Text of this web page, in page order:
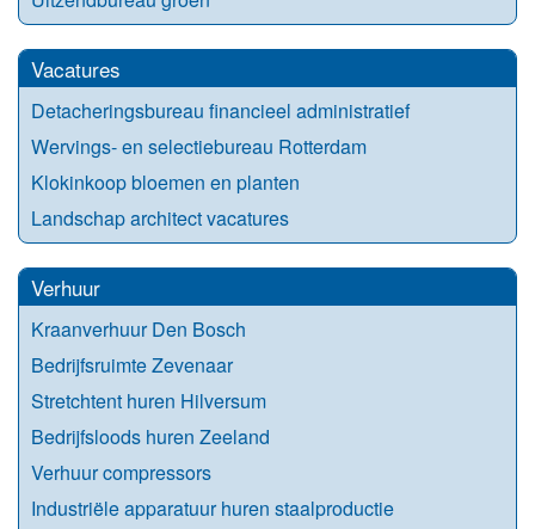
Vacatures
Detacheringsbureau financieel administratief
Wervings- en selectiebureau Rotterdam
Klokinkoop bloemen en planten
Landschap architect vacatures
Verhuur
Kraanverhuur Den Bosch
Bedrijfsruimte Zevenaar
Stretchtent huren Hilversum
Bedrijfsloods huren Zeeland
Verhuur compressors
Industriële apparatuur huren staalproductie